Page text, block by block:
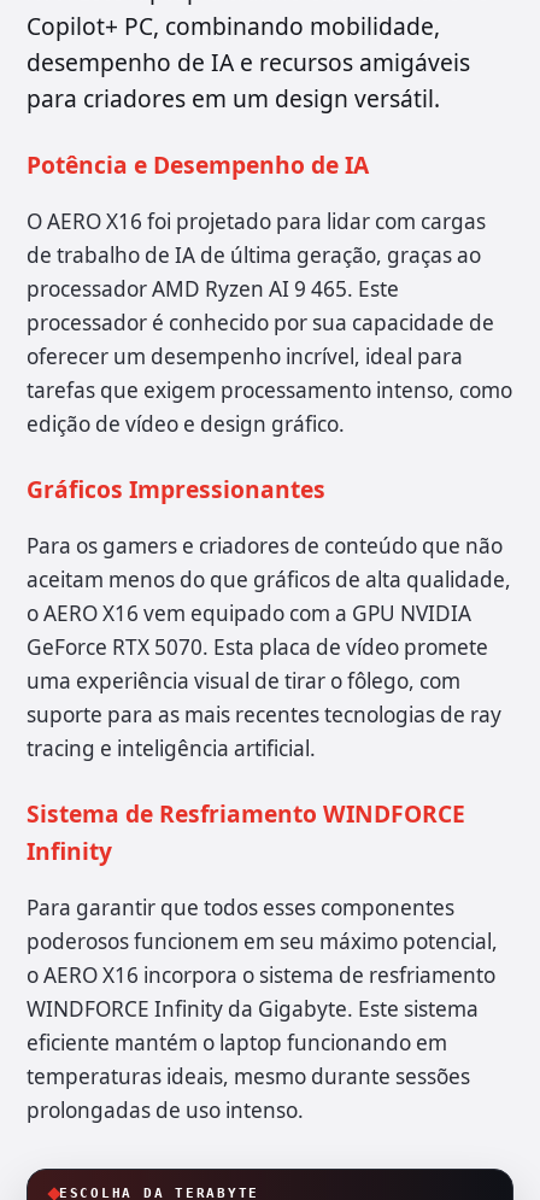
Copilot+ PC, combinando mobilidade,
desempenho de IA e recursos amigáveis
para criadores em um design versátil.
Potência e Desempenho de IA
O AERO X16 foi projetado para lidar com cargas
de trabalho de IA de última geração, graças ao
processador AMD Ryzen AI 9 465. Este
processador é conhecido por sua capacidade de
oferecer um desempenho incrível, ideal para
tarefas que exigem processamento intenso, como
edição de vídeo e design gráfico.
Gráficos Impressionantes
Para os gamers e criadores de conteúdo que não
aceitam menos do que gráficos de alta qualidade,
o AERO X16 vem equipado com a GPU NVIDIA
GeForce RTX 5070. Esta placa de vídeo promete
uma experiência visual de tirar o fôlego, com
suporte para as mais recentes tecnologias de ray
tracing e inteligência artificial.
Sistema de Resfriamento WINDFORCE
Infinity
Para garantir que todos esses componentes
poderosos funcionem em seu máximo potencial,
o AERO X16 incorpora o sistema de resfriamento
WINDFORCE Infinity da Gigabyte. Este sistema
eficiente mantém o laptop funcionando em
temperaturas ideais, mesmo durante sessões
prolongadas de uso intenso.
ESCOLHA DA TERABYTE